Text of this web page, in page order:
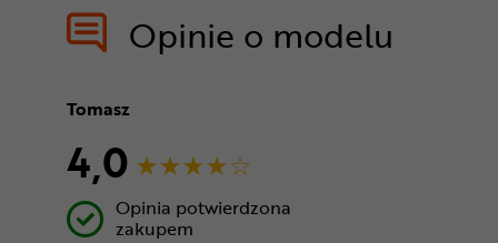
Opinie o modelu
Tomasz
4,0
Opinia potwierdzona
zakupem